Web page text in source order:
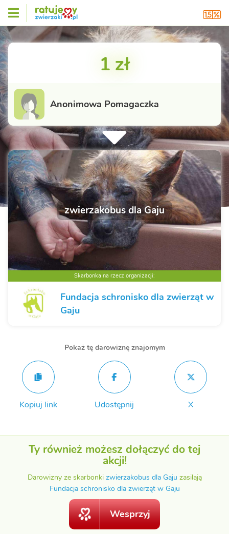
1 zł
Anonimowa Pomagaczka
zwierzakobus dla Gaju
Skarbonka na rzecz organizacji:
Fundacja schronisko dla zwierząt w
Gaju
Pokaż tę darowiznę znajomym
Kopiuj link Udostępnij X
Ty również możesz dołączyć do tej
akcji!
Darowizny ze skarbonki zwierzakobus dla Gaju zasilają
Fundacja schronisko dla zwierząt w Gaju
Wesprzyj